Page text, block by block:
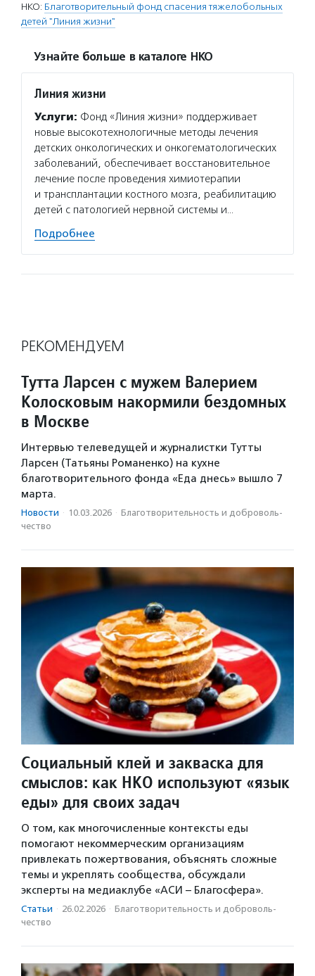
НКО: Благотворительный фонд спасения тяжелобольных
детей "Линия жизни"
Узнайте больше в каталоге НКО
Линия жизни
Услуги: Фонд «Линия жизни» поддерживает
новые высокотехнологичные методы лечения
детских онкологических и онкогематологических
заболеваний, обеспечивает восстановительное
лечение после проведения химиотерапии
и трансплантации костного мозга, реабилитацию
детей с патологией нервной системы и…
Подробнее
РЕКОМЕНДУЕМ
Тутта Ларсен с мужем Валерием
Колосковым накормили бездомных
в Москве
Интервью телеведущей и журналистки Тутты
Ларсен (Татьяны Романенко) на кухне
благотворительного фонда «Еда днесь» вышло 7
марта.
Новости · 10.03.2026 · Благотвори­тель­ность и доброволь­
чест­во
Социальный клей и закваска для
смыслов: как НКО используют «язык
еды» для своих задач
О том, как многочисленные контексты еды
помогают некоммерческим организациям
привлекать пожертвования, объяснять сложные
темы и укреплять сообщества, обсуждали
эксперты на медиаклубе «АСИ – Благосфера».
Статьи · 26.02.2026 · Благотвори­тель­ность и доброволь­
чест­во